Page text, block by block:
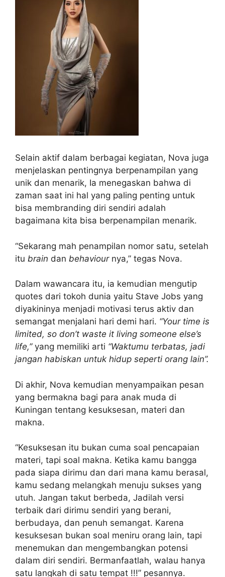
Selain aktif dalam berbagai kegiatan, Nova juga
menjelaskan pentingnya berpenampilan yang
unik dan menarik, Ia menegaskan bahwa di
zaman saat ini hal yang paling penting untuk
bisa membranding diri sendiri adalah
bagaimana kita bisa berpenampilan menarik.
“Sekarang mah penampilan nomor satu, setelah
itu brain dan behaviournya,” tegas Nova.
Dalam wawancara itu, ia kemudian mengutip
quotes dari tokoh dunia yaitu Stave Jobs yang
diyakininya menjadi motivasi terus aktiv dan
semangat menjalani hari demi hari. “Your time is
limited, so don’t waste it living someone else’s
life,”yang memiliki arti “Waktumu terbatas, jadi
jangan habiskan untuk hidup seperti orang lain”.
Di akhir, Nova kemudian menyampaikan pesan
yang bermakna bagi para anak muda di
Kuningan tentang kesuksesan, materi dan
makna.
“Kesuksesan itu bukan cuma soal pencapaian
materi, tapi soal makna. Ketika kamu bangga
pada siapa dirimu dan dari mana kamu berasal,
kamu sedang melangkah menuju sukses yang
utuh. Jangan takut berbeda, Jadilah versi
terbaik dari dirimu sendiri yang berani,
berbudaya, dan penuh semangat. Karena
kesuksesan bukan soal meniru orang lain, tapi
menemukan dan mengembangkan potensi
dalam diri sendiri. Bermanfaatlah, walau hanya
satu langkah di satu tempat !!!” pesannya.